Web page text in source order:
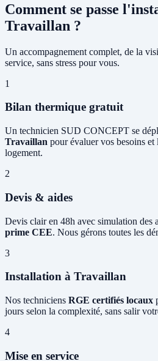
Comment se passe
Travaillan ?
Un accompagnement complet, de la
service, sans stress pour vous.
1
Bilan thermique gratuit
Un technicien SUD CONCEPT se
Travaillan pour évaluer vos besoins
logement.
2
Devis & aides
Devis clair en 48h avec simulation des
prime CEE. Nous gérons toutes les
3
Installation à Travaillan
Nos techniciens RGE certifiés locaux
jours selon la complexité, sans salir
4
Mise en service